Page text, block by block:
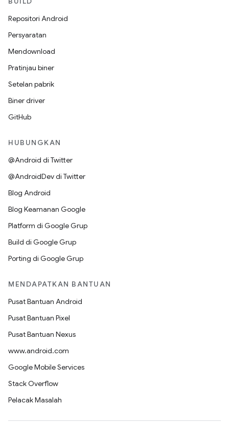
Repositori Android
Persyaratan
Mendownload
Pratinjau biner
Setelan pabrik
Biner driver
GitHub
HUBUNGKAN
@Android di Twitter
@AndroidDev di Twitter
Blog Android
Blog Keamanan Google
Platform di Google Grup
Build di Google Grup
Porting di Google Grup
MENDAPATKAN BANTUAN
Pusat Bantuan Android
Pusat Bantuan Pixel
Pusat Bantuan Nexus
www.android.com
Google Mobile Services
Stack Overflow
Pelacak Masalah